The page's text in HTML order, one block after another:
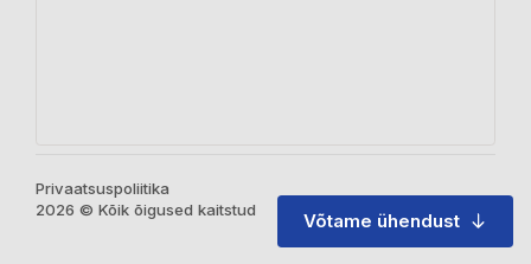
Võtame ühendust
Privaatsuspoliitika
2026 © Kõik õigused kaitstud